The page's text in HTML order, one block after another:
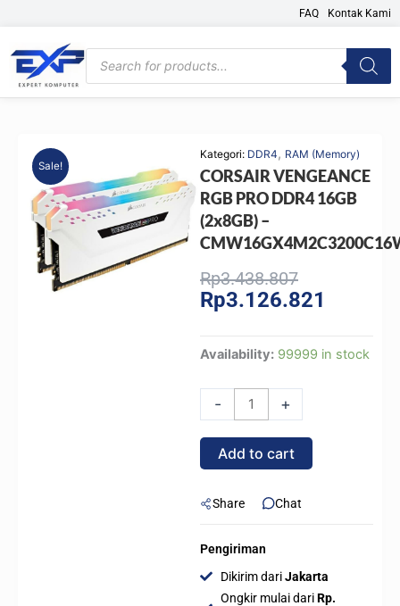
content
FAQ Kontak Kami
Products
search
Sale!
Kategori: DDR4, RAM (Memory)
CORSAIR VENGEANCE
RGB PRO DDR4 16GB
(2x8GB) –
Rp3.438.807Original
price
Rp3.126.821
Availability: 99999 in stock
-
CORSAIR
PRO
DDR4
16GB
-
quantity
+
Add to cart
Share Chat
Pengiriman
Dikirim dariJakarta
Ongkir mulai dariRp.